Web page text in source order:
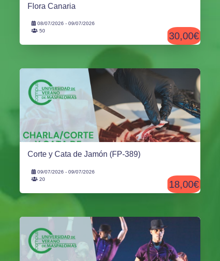
Flora Canaria
08/07/2026 - 09/07/2026
50
30,00€
Corte y Cata de Jamón (FP-389)
09/07/2026 - 09/07/2026
20
18,00€